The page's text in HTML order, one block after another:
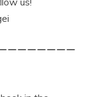
ーーーーーーー